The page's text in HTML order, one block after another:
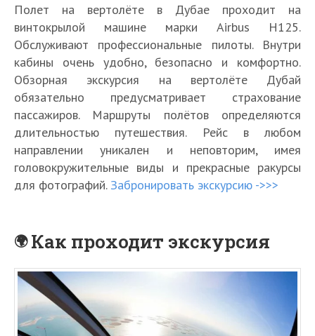
Полет на вертолёте в Дубае проходит на
винтокрылой машине марки Airbus H125.
Обслуживают профессиональные пилоты. Внутри
кабины очень удобно, безопасно и комфортно.
Обзорная экскурсия на вертолёте Дубай
обязательно предусматривает страхование
пассажиров. Маршруты полётов определяются
длительностью путешествия. Рейс в любом
направлении уникален и неповторим, имея
головокружительные виды и прекрасные ракурсы
для фотографий. Забронировать экскурсию ->>>
Как проходит экскурсия